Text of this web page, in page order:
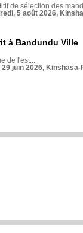
de sélection des
5 août 2026,
à Bandundu Ville
de l'est...
29 juin 2026,